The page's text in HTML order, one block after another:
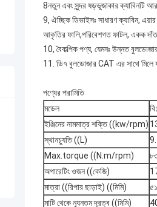
8নতুন এবং সুন্দর ষড়ভুজাকার ক্যাবিনটি
9, ঐচ্ছিক ডিভাইসঃ সাধারণ ক্যাবিন,
আকৃতির ফালি,পরিবেশগত ফাটল, একক দাঁত
10, বৈকল্পিক পণ্য, যেমনঃ উন্নত বুলডোজার,
11. ডি৭ বুলডোজার CAT এর সাথে মিলে
পণ্যের পরামিতি
মডেল
ইঞ্জিনের নামমাত্র শক্তি ((kw/rpm)
স্থানচ্যুতি ((L)
Max.torque ((N.m/rpm)
অপারেটিং ওজন ((কেজি)
মাত্রা ((রিপার ছাড়াই) ((মিমি)
মাটি থেকে ন্যূনতম দূরত্ব ((মিমি)